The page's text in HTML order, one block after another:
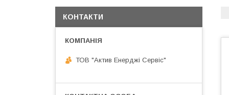
КОНТАКТИ
ТОВ "Актив Енерджі Сервіс"